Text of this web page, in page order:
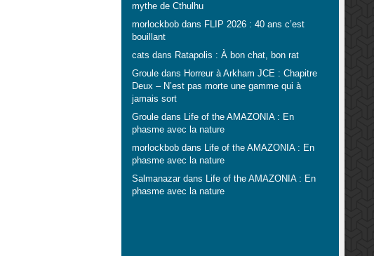
mythe de Cthulhu
morlockbobdans FLIP 2026 : 40 ans c’est
bouillant
cats dans Ratapolis : À bon chat, bon rat
Grouledans Horreur à Arkham JCE : Chapitre
Deux – N’est pas morte une gamme qui à
jamais sort
Grouledans Life of the AMAZONIA : En
phasme avec la nature
morlockbobdans Life of the AMAZONIA : En
phasme avec la nature
Salmanazardans Life of the AMAZONIA : En
phasme avec la nature